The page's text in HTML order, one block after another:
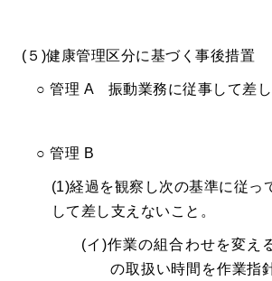
(５)健康管理区分に基づく事後措置
○ 管理 A 振動業務に従事して差し
○ 管理 B
(1)経過を観察し次の基準に従っ
して差し支えないこと。
(イ)作業の組合わせを変え
の取扱い時間を作業指